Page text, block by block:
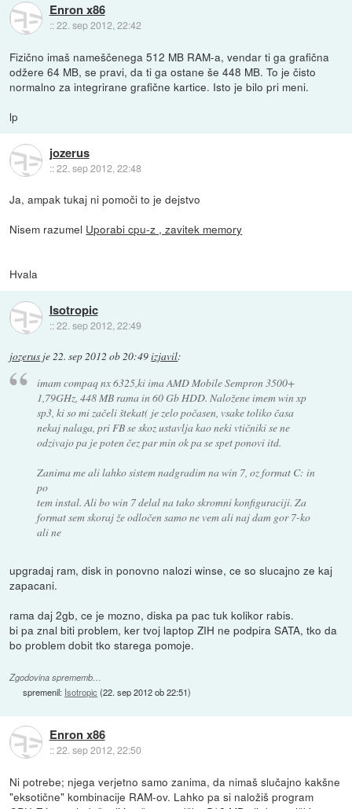
Enron x86
::22. sep 2012, 22:42
Fizično imaš nameščenega 512 MB RAM-a, vendar ti ga grafična
odžere 64 MB, se pravi, da ti ga ostane še 448 MB. To je čisto
normalno za integrirane grafične kartice. Isto je bilo pri meni.
lp
jozerus
::22. sep 2012, 22:48
Ja, ampak tukaj ni pomoči to je dejstvo
Nisem razumel Uporabi cpu-z , zavitek memory
Hvala
Isotropic
::22. sep 2012, 22:49
jozerus je22. sep 2012 ob 20:49izjavil:
imam compaq nx 6325,ki ima AMD Mobile Sempron 3500+
1,79GHz, 448 MB rama in 60 Gb HDD. Naložene imem win xp
sp3, ki so mi začeli štekat( je zelo počasen, vsake toliko časa
nekaj nalaga, pri FB se skoz ustavlja kao neki vtičniki se ne
odzivajo pa je poten čez par min ok pa se spet ponovi itd.
Zanima me ali lahko sistem nadgradim na win 7, oz format C: in
po
tem instal. Ali bo win 7 delal na tako skromni konfiguraciji. Za
format sem skoraj že odločen samo ne vem ali naj dam gor 7-ko
ali ne
upgradaj ram, disk in ponovno nalozi winse, ce so slucajno ze kaj
zapacani.
rama daj 2gb, ce je mozno, diska pa pac tuk kolikor rabis.
bi pa znal biti problem, ker tvoj laptop ZIH ne podpira SATA, tko da
bo problem dobit tko starega pomoje.
Zgodovina sprememb…
spremenil: Isotropic (22. sep 2012 ob 22:51)
Enron x86
::22. sep 2012, 22:50
Ni potrebe; njega verjetno samo zanima, da nimaš slučajno kakšne
"eksotične" kombinacije RAM-ov. Lahko pa si naložiš program